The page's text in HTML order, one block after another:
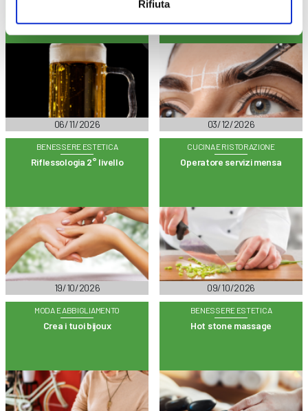
Rifiuta
06/11/2026 03/12/2026
BENESSERE ESTETICA
Riflessologia 2° livello
19/10/2026
CUCINA E RISTORAZIONE
Operatore servizi mensa
09/10/2026
MODA E ABBIGLIAMENTO
Crea i tuoi bijoux
BENESSERE ESTETICA
Hot stone massage